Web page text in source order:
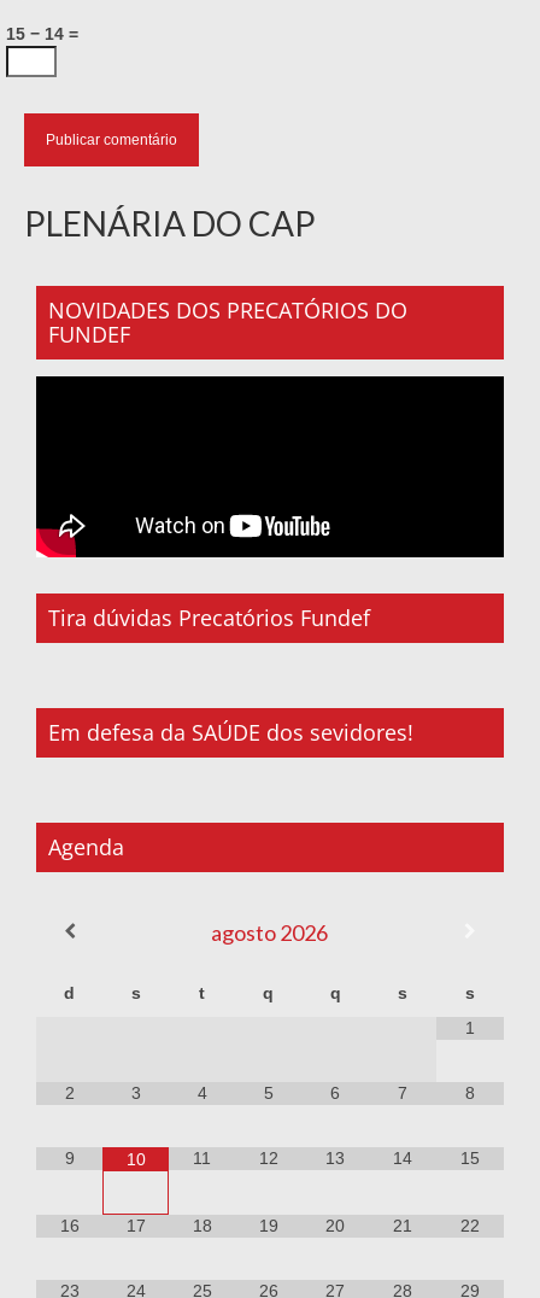
15 − 14 =
PLENÁRIA DO CAP
NOVIDADES DOS PRECATÓRIOS DO
FUNDEF
Tira dúvidas Precatórios Fundef
Em defesa da SAÚDE dos sevidores!
Agenda
agosto2026
d s t q q s
s
1
2 3 4 5 6 7 8
9 10 11 12 13 14 15
16 17 18 19 20 21 22
23 24 25 26 27 28 29